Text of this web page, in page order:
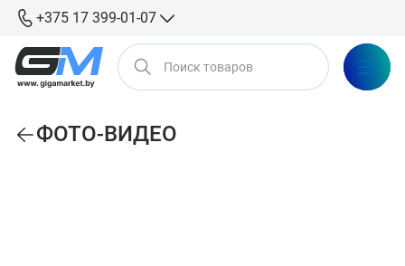
+375 17 399-01-07
ФОТО-ВИДЕО